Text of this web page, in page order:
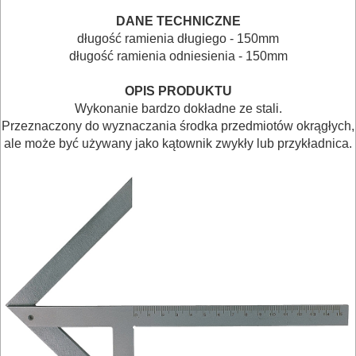
BUDOWLANE
MASZYNY
BRUKARSKIE
OBRÓBKA
OBRÓBKA
METALU
WARSZTATOWE
I
RĘCZNE
NARZĘDZIA
DANE TECHNICZNE
długość ramienia długiego - 150mm
długość ramienia odniesienia - 150mm
OPIS PRODUKTU
Wykonanie bardzo dokładne ze stali.
Przeznaczony do wyznaczania środka przedmiotów okrągłych,
ale może być używany jako kątownik zwykły lub przykładnica.